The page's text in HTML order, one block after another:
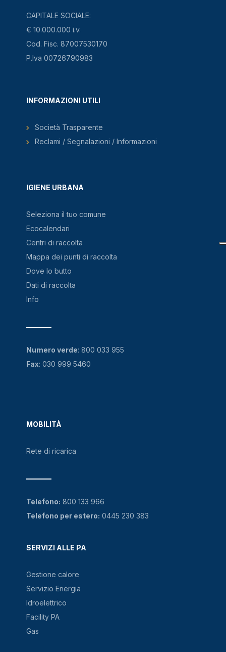
CAPITALE SOCIALE:
€ 10.000.000 i.v.
Cod. Fisc. 87007530170
P.Iva 00726790983
IGIENE URBANA
Seleziona il tuo comune
Ecocalendari
Centri di raccolta
Mappa dei punti di raccolta
Dove lo butto
Dati di raccolta
Info
MOBILITÀ
Rete di ricarica
SERVIZI ALLE PA
Gestione calore
Servizio Energia
Idroelettrico
Facility PA
Gas
INFORMAZIONI UTILI
Società Trasparente
Reclami / Segnalazioni / Informazioni
Numero verde: 800 033 955
Fax: 030 999 5460
Telefono: 800 133 966
Telefono per estero: 0445 230 383